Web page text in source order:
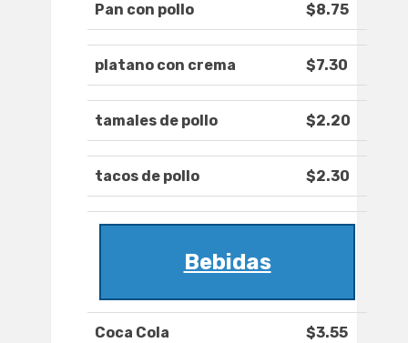
Pan con pollo $8.75
platano con crema $7.30
tamales de pollo $2.20
tacos de pollo $2.30
Bebidas
Coca Cola $3.55